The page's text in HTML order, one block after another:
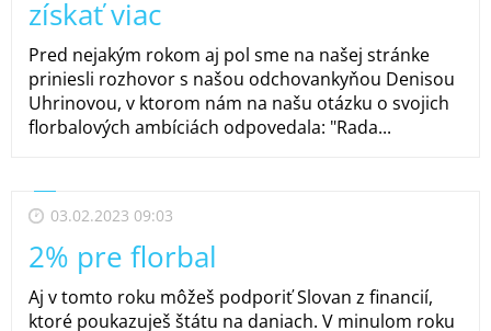
získať viac
Pred nejakým rokom aj pol sme na našej stránke
priniesli rozhovor s našou odchovankyňou Denisou
Uhrinovou, v ktorom nám na našu otázku o svojich
florbalových ambíciách odpovedala: "Rada...
03.02.2023 09:03
2% pre florbal
Aj v tomto roku môžeš podporiť Slovan z financií,
ktoré poukazuješ štátu na daniach. V minulom roku